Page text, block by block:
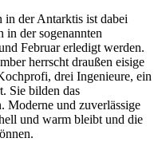
der Antarktis ist dabei
in der sogenannten
Februar erledigt werden.
herrscht draußen eisige
drei Ingenieure, ein
Sie bilden das
Moderne und zuverlässige
und warm bleibt und die